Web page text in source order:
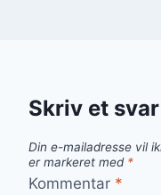
Skriv et svar
Din e-mailadresse vil
er markeret med *
Kommentar *